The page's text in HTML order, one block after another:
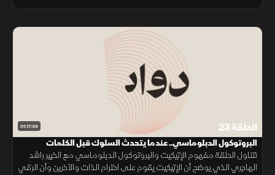
01:17:39 الحلقة 23
البروتوكول الدبلوماسي.. عندما يتحدث السلوك قبل الكلمات
تتناول الحلقة مفهوم الإتيكيت والبروتوكول الدبلوماسي مع الخبير راشد
الهاجري الذي يوضح أن الإتيكيت يقوم على احترام الذات والآخرين وأن الرقي